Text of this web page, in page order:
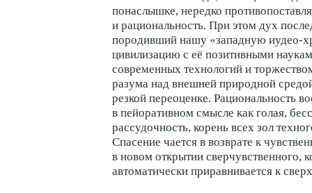
понаслышке, нередко
и рациональность. При этом дух
породивший нашу «западную иудео-
цивилизацию с её позитивными
современных технологий и
разума над внешней природной
резкой переоценке. Рациональность
в пейоративном смысле как голая,
рассудочность, корень всех зол
Спасение чается в возврате к
в новом открытии сверчувственного,
автоматически приравнивается к